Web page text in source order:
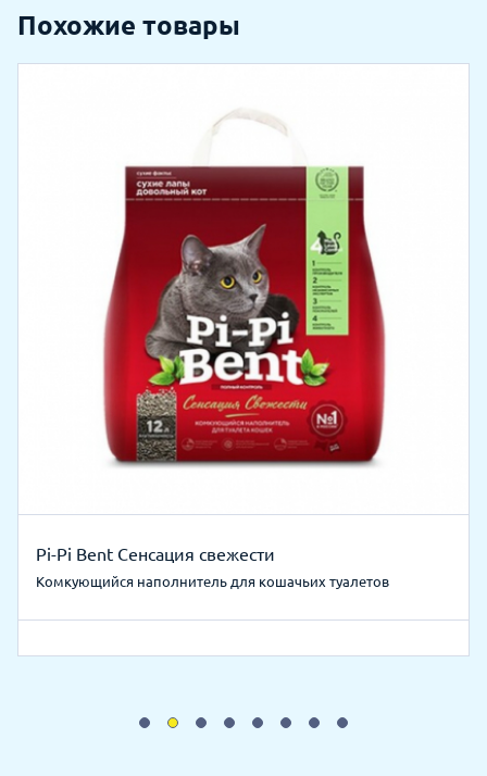
Похожие товары
Pi-Pi Bent Сенсация свежести
Комкующийся наполнитель для кошачьих туалетов